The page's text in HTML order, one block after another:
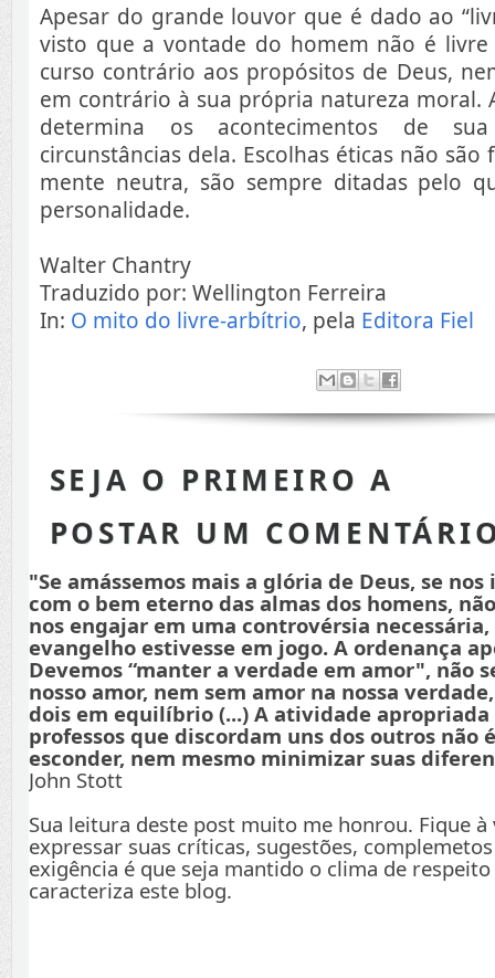
Apesar do grande louvor que é dado ao
visto que a vontade do homem não é
curso contrário aos propósitos de Deus,
em contrário à sua própria natureza moral.
determina os acontecimentos de
circunstâncias dela. Escolhas éticas não
mente neutra, são sempre ditadas pelo
personalidade.
Walter Chantry
Traduzido por: Wellington Ferreira
In: O mito do livre-arbítrio, pela Editora Fiel
SEJA O PRIMEIRO A
POSTAR UM
"Se amássemos mais a glória de Deus, se
com o bem eterno das almas dos homens,
nos engajar em uma controvérsia
evangelho estivesse em jogo. A ordenança
Devemos “manter a verdade em amor", não
nosso amor, nem sem amor na nossa
dois em equilíbrio (...) A atividade apropriada
professos que discordam uns dos outros não
esconder, nem mesmo minimizar suas
John Stott
Sua leitura deste post muito me honrou. Fique à
expressar suas críticas, sugestões,
exigência é que seja mantido o clima de
caracteriza este blog.